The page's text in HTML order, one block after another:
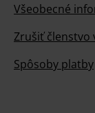
Všeobecné
Zrušiť členstvo
Spôsoby platby